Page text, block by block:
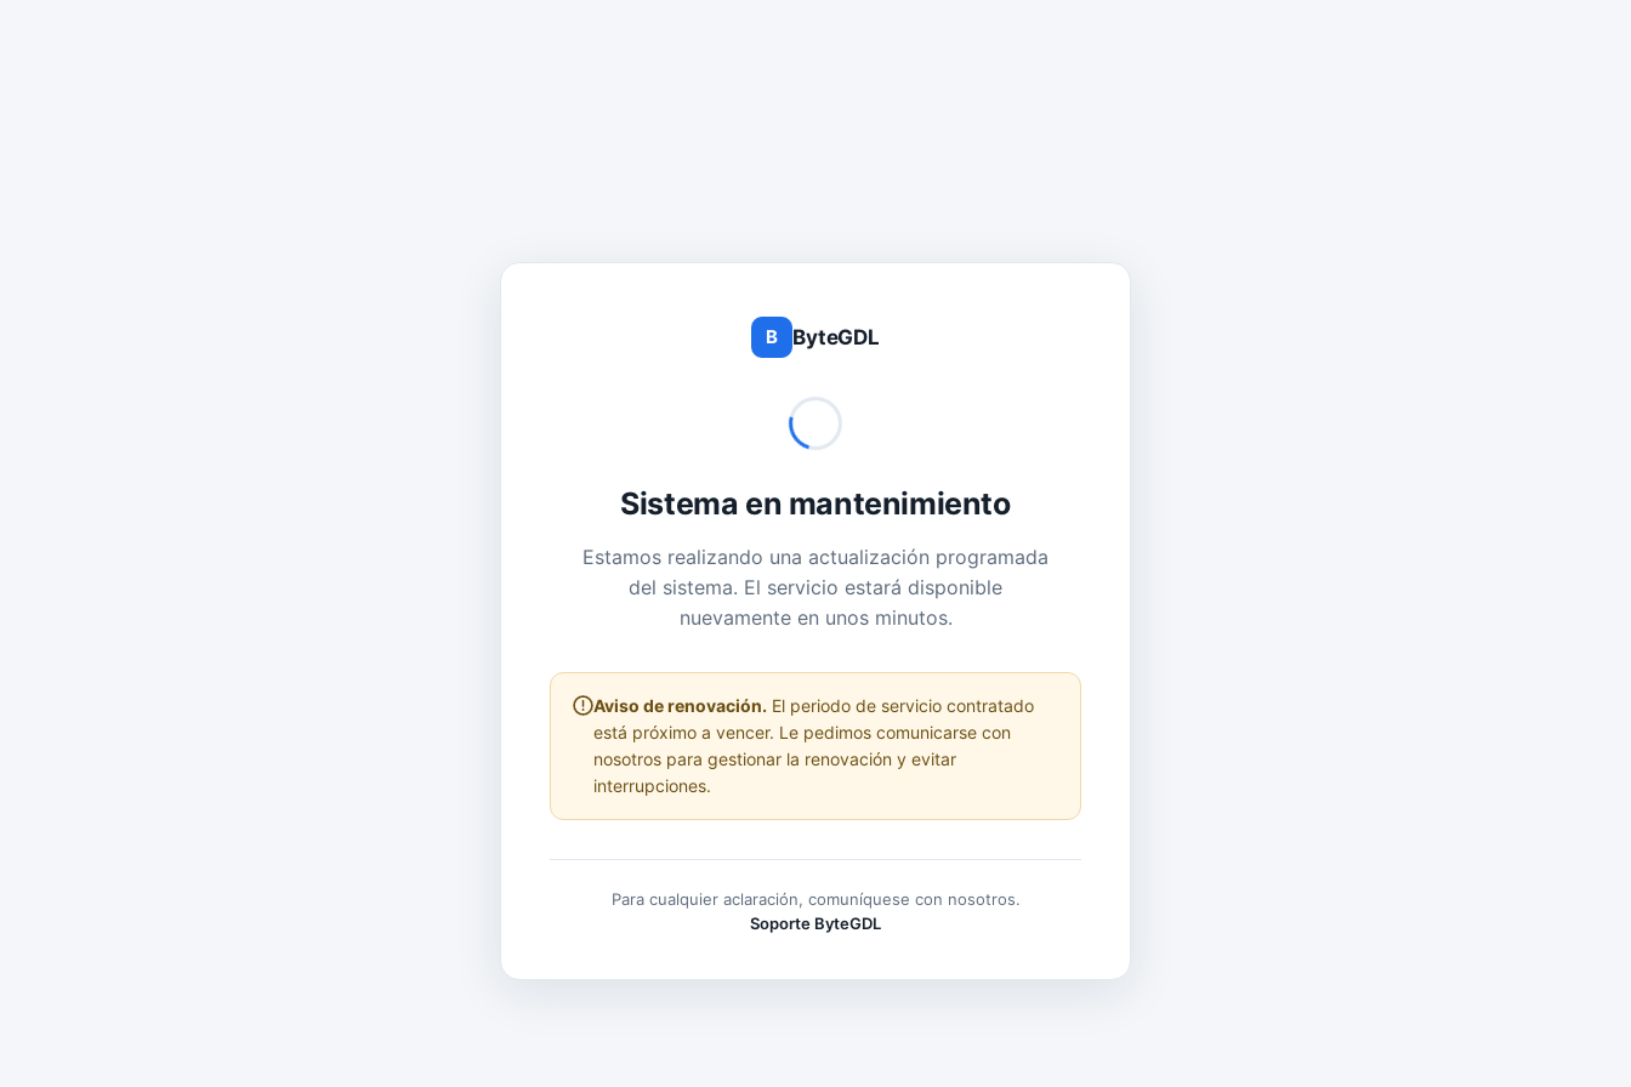
B ByteGDL
Sistema en mantenimiento
Estamos realizando una actualización programada
del sistema. El servicio estará disponible
nuevamente en unos minutos.
Aviso de renovación. El periodo de servicio contratado
está próximo a vencer. Le pedimos comunicarse con
nosotros para gestionar la renovación y evitar
interrupciones.
Para cualquier aclaración, comuníquese con nosotros.
Soporte ByteGDL